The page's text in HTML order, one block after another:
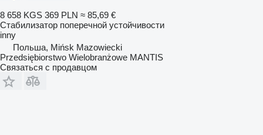
8 658 KGS 369 PLN ≈ 85,69 €
Стабилизатор поперечной устойчивости
inny
Польша, Mińsk Mazowiecki
Przedsiębiorstwo Wielobranżowe MANTIS
Связаться с продавцом